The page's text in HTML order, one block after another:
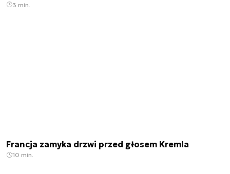
3 min.
Francja zamyka drzwi przed głosem Kremla
10 min.